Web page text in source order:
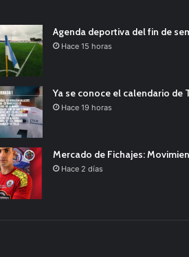
Agenda deportiva del fin de
Hace 15 horas
Ya se conoce el calendario de
Hace 19 horas
Mercado de Fichajes:
Hace 2 días